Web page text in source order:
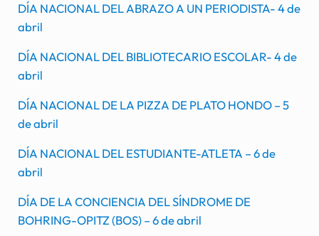
DÍA NACIONAL DEL ABRAZO A UN PERIODISTA- 4 de
abril
DÍA NACIONAL DEL BIBLIOTECARIO ESCOLAR- 4 de
abril
DÍA NACIONAL DE LA PIZZA DE PLATO HONDO – 5
de abril
DÍA NACIONAL DEL ESTUDIANTE-ATLETA – 6 de
abril
DÍA DE LA CONCIENCIA DEL SÍNDROME DE
BOHRING-OPITZ (BOS) – 6 de abril